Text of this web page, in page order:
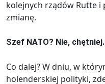
kolejnych rządów Rutte i
zmianę.
Szef NATO? Nie,
Co dalej? W dniu, w
holenderskiej polityki,